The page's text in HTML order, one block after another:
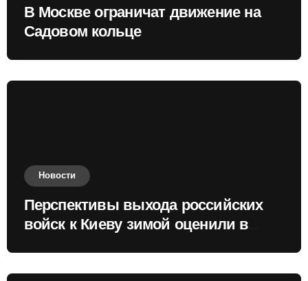
В Москве ограничат движение на
Садовом кольце
Новости
Перспективы выхода российских
войск к Киеву зимой оценили в